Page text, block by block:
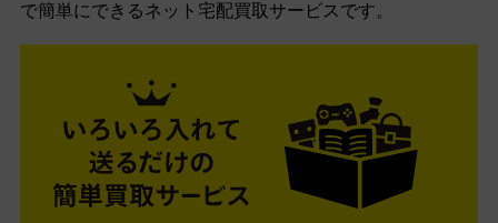
で簡単にできるネット宅配買取サービスです。